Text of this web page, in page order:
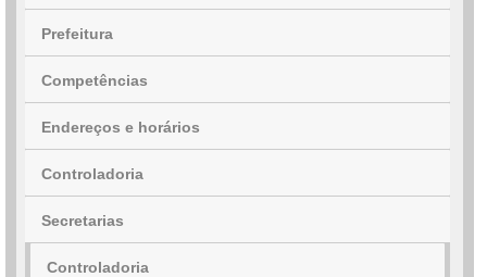
Prefeitura
Competências
Endereços e horários
Controladoria
Secretarias
Controladoria